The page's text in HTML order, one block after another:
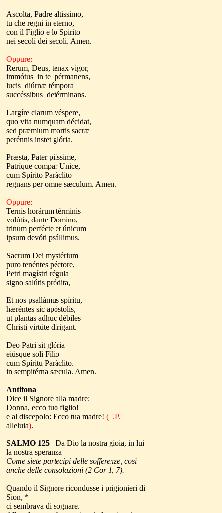
Ascolta, Padre altissimo,
tu che regni in eterno,
con il Figlio e lo Spirito
nei secoli dei secoli. Amen.
Oppure:
Rerum, Deus, tenax vigor,
immótus in te pérmanens,
lucis diúrnæ témpora
succéssibus detérminans.
Largíre clarum véspere,
quo vita numquam décidat,
sed præmium mortis sacræ
perénnis instet glória.
Præsta, Pater piíssime,
Patríque compar Unice,
cum Spírito Paráclito
regnans per omne sæculum. Amen.
Oppure:
Ternis horárum términis
volútis, dante Domino,
trinum perfécte et únicum
ipsum devóti psállimus.
Sacrum Dei mystérium
puro tenéntes péctore,
Petri magístri régula
signo salútis pródita,
Et nos psallámus spíritu,
hæréntes sic apóstolis,
ut plantas adhuc débiles
Christi virtúte dírigant.
Deo Patri sit glória
eiúsque soli Fílio
cum Spíritu Paráclito,
in sempitérna sæcula. Amen.
Antifona
Dice il Signore alla madre:
Donna, ecco tuo figlio!
e al discepolo: Ecco tua madre! (T.P.
alleluia).
SALMO 125
Da Dio la nostra gioia, in lui
la nostra speranza
Come siete partecipi delle sofferenze, così
anche delle consolazioni (2 Cor 1, 7).
Quando il Signore ricondusse i prigionieri di
Sion, *
ci sembrava di sognare.